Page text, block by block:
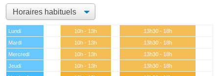
Lundi 10h - 13h
13h30 - 18h
Mardi
10h - 13h
13h30 - 18h
Mercredi
10h - 13h
13h30 - 18h
Jeudi
10h - 13h
13h30 - 18h